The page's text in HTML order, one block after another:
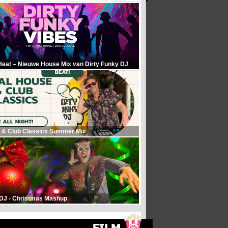
– Nieuwe House Mix van Dirty Funky DJ
& Club Classics Summer Mix
- Christmas Mashup